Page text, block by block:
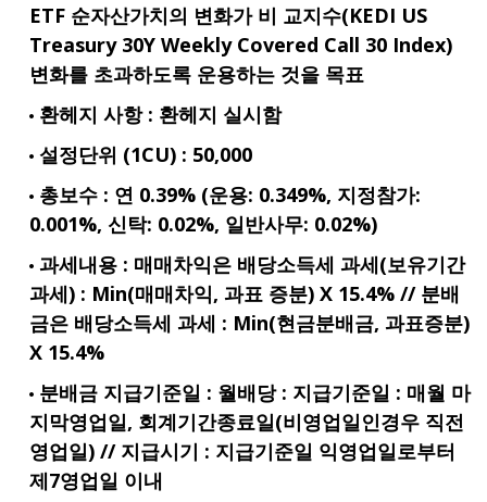
ETF 순자산가치의 변화가 비 교지수(KEDI US
Treasury 30Y Weekly Covered Call 30 Index)
변화를 초과하도록 운용하는 것을 목표
환헤지 사항 : 환헤지 실시함
설정단위 (1CU) : 50,000
총보수 : 연 0.39% (운용: 0.349%, 지정참가:
0.001%, 신탁: 0.02%, 일반사무: 0.02%)
과세내용 : 매매차익은 배당소득세 과세(보유기간
과세) : Min(매매차익, 과표 증분) X 15.4% // 분배
금은 배당소득세 과세 : Min(현금분배금, 과표증분)
X 15.4%
분배금 지급기준일 : 월배당 : 지급기준일 : 매월 마
지막영업일, 회계기간종료일(비영업일인경우 직전
영업일) // 지급시기 : 지급기준일 익영업일로부터
제7영업일 이내